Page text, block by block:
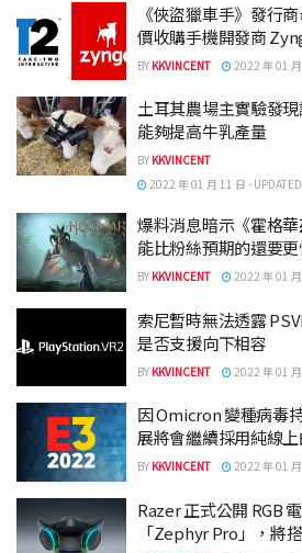
《俠盜獵車手》發行
價收購手機開發商
BY KKVINCENT 2022 年 01
土耳其農場主實驗發
能夠提高牛乳產量
BY KKVINCENT
2022 年 01 月 11 日 -
爆料消息暗示《霍格
能比粉絲預期的還要
BY KKVINCENT 2022 年 01
索尼暫時無法透露
是否支援向下相容
BY KKVINCENT 2022 年 01
因 Omicron 變種病毒
展將會繼續採用純線
BY KKVINCENT 2022 年 01
Razer 正式公開 RGB
「Zephyr Pro」，將